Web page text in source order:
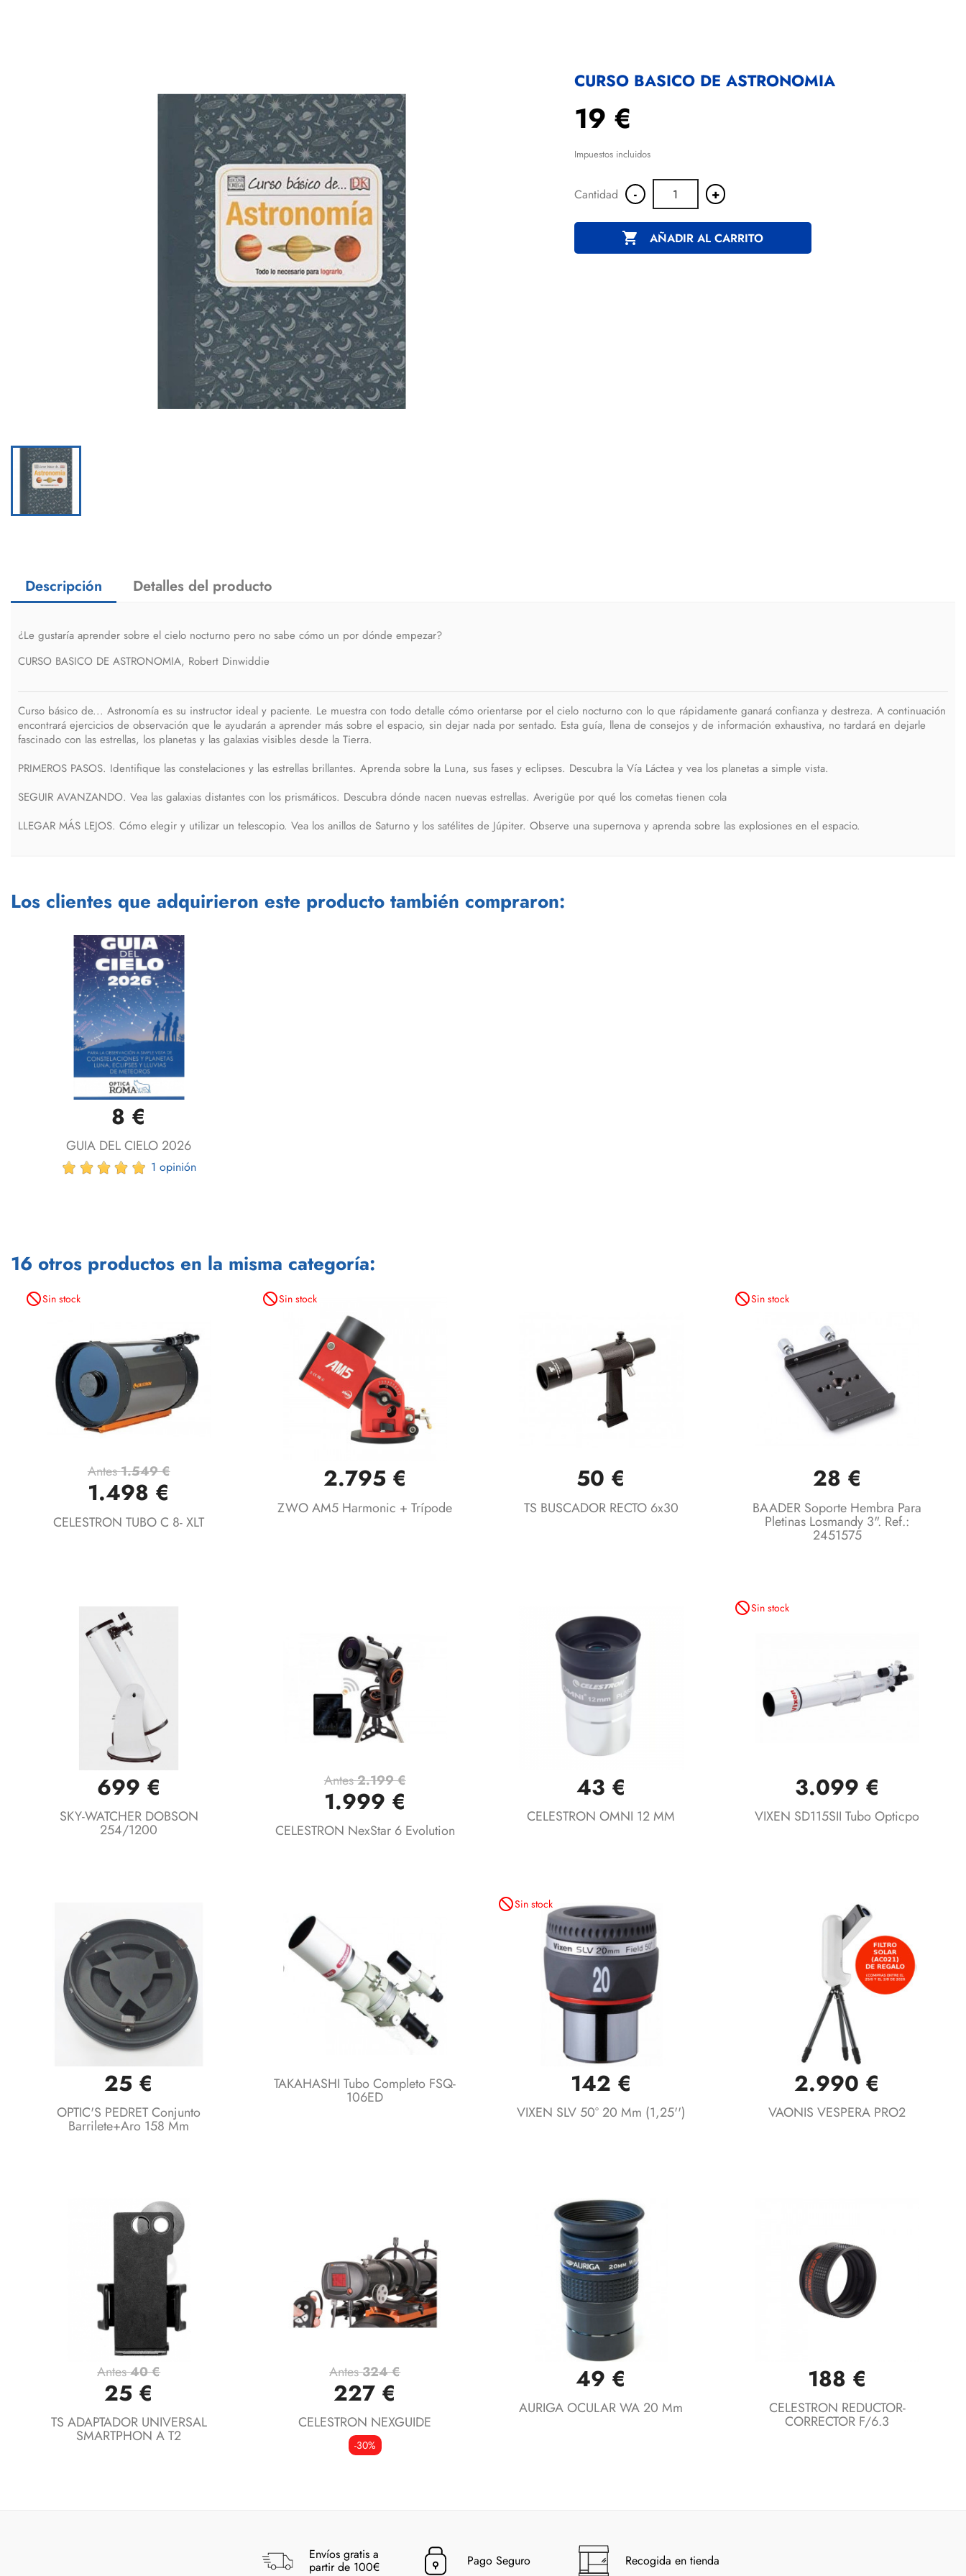
CURSO BASICO DE ASTRONOMIA
19 €
Impuestos incluidos
Cantidad - +
 AÑADIR AL CARRITO
Descripción Detalles del producto
¿Le gustaría aprender sobre el cielo nocturno pero no sabe cómo un por dónde empezar?
CURSO BASICO DE ASTRONOMIA, Robert Dinwiddie
Curso básico de... Astronomía es su instructor ideal y paciente. Le muestra con todo detalle cómo orientarse por el cielo nocturno con lo que rápidamente ganará confianza y destreza. A continuación
encontrará ejercicios de observación que le ayudarán a aprender más sobre el espacio, sin dejar nada por sentado. Esta guía, llena de consejos y de información exhaustiva, no tardará en dejarle
fascinado con las estrellas, los planetas y las galaxias visibles desde la Tierra.
PRIMEROS PASOS. Identifique las constelaciones y las estrellas brillantes. Aprenda sobre la Luna, sus fases y eclipses. Descubra la Vía Láctea y vea los planetas a simple vista.
SEGUIR AVANZANDO. Vea las galaxias distantes con los prismáticos. Descubra dónde nacen nuevas estrellas. Averigüe por qué los cometas tienen cola
LLEGAR MÁS LEJOS. Cómo elegir y utilizar un telescopio. Vea los anillos de Saturno y los satélites de Júpiter. Observe una supernova y aprenda sobre las explosiones en el espacio.
Los clientes que adquirieron este producto también compraron:
Vista rápida
8 €
GUIA DEL CIELO 2026
1 opinión
16 otros productos en la misma categoría:
not_interestedSin stock
Vista rápida
Antes1.549 €
1.498 €
CELESTRON TUBO C 8- XLT
not_interestedSin stock
 Vista rápida
2.795 €
ZWO AM5 Harmonic + Trípode
Vista rápida
50 €
TS BUSCADOR RECTO 6x30
not_interestedSin stock
Vista rápida
28 €
BAADER Soporte Hembra Para
Pletinas Losmandy 3". Ref.:
2451575
Vista rápida
699 €
SKY-WATCHER DOBSON
254/1200
Vista rápida
Antes2.199 €
1.999 €
CELESTRON NexStar 6 Evolution
Vista rápida
43 €
CELESTRON OMNI 12 MM
not_interestedSin stock
 Vista rápida
3.099 €
VIXEN SD115SII Tubo Opticpo
Vista rápida
25 €
OPTIC'S PEDRET Conjunto
Barrilete+aro 158 Mm
 Vista rápida
TAKAHASHI Tubo Completo FSQ-
106ED
not_interestedSin stock
Vista rápida
142 €
VIXEN SLV 50° 20 Mm (1,25'')
 Vista rápida
2.990 €
VAONIS VESPERA PRO2
Vista rápida
Antes40 €
25 €
TS ADAPTADOR UNIVERSAL
SMARTPHON A T2
Vista rápida
Antes324 €
227 €
CELESTRON NEXGUIDE
-30%
Vista rápida
49 €
AURIGA OCULAR WA 20 Mm
Vista rápida
188 €
CELESTRON REDUCTOR-
CORRECTOR F/6.3
Envíos gratis a
partir de 100€ Pago Seguro Recogida en tienda